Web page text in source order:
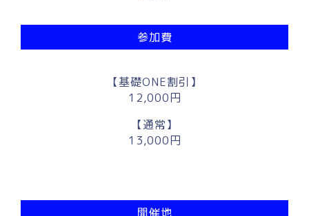
参加費
【基礎ONE割引】
12,000円
【通常】
13,000円
開催地